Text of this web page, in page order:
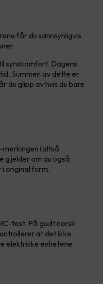
får du sannsynligvis
synskomfort. Dagens
Summen av dette er
du glipp av hvis du bare
merkingen (altså
gjelder om du også
original form.
test. På godt norsk
at det ikke
elektriske enhetene